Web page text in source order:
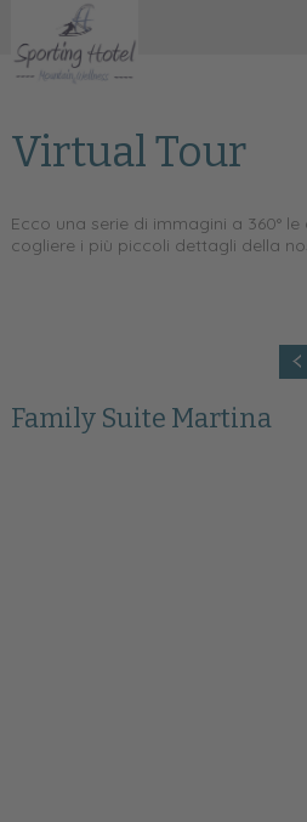
Virtual Tour
Ecco una serie di immagini a 360°
cogliere i più piccoli dettagli della
Family Suite Martina